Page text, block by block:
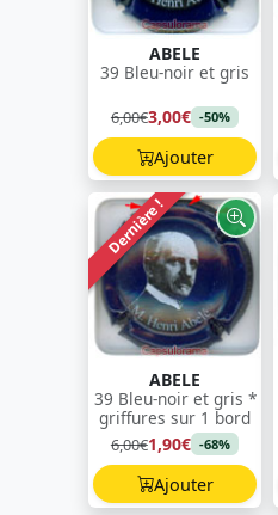
ABELE
39 Bleu-noir et gris
6,00€3,00€ -50%
Ajouter
Dernière !
ABELE
39 Bleu-noir et gris *
griffures sur 1 bord
6,00€1,90€ -68%
Ajouter